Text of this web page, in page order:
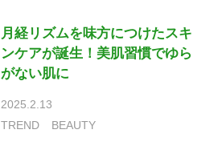
月経リズムを味方につけたスキ
ンケアが誕生！美肌習慣でゆら
がない肌に
2025.2.13
TREND
BEAUTY